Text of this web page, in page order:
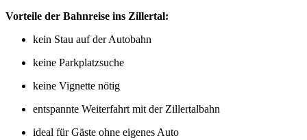
Vorteile der Bahnreise ins Zillertal:
kein Stau auf der Autobahn
keine Parkplatzsuche
keine Vignette nötig
entspannte Weiterfahrt mit der Zillertalbahn
ideal für Gäste ohne eigenes Auto